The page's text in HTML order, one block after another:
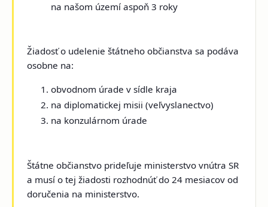
na našom území aspoň 3 roky
Žiadosť o udelenie štátneho občianstva sa podáva
osobne na:
obvodnom úrade v sídle kraja
na diplomatickej misii (veľvyslanectvo)
na konzulárnom úrade
Štátne občianstvo prideľuje ministerstvo vnútra SR
a musí o tej žiadosti rozhodnúť do 24 mesiacov od
doručenia na ministerstvo.